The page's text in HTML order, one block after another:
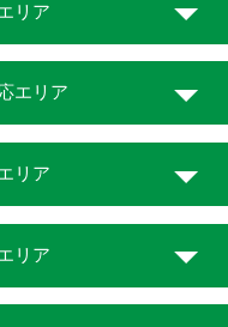
リア
エリア
リア
リア